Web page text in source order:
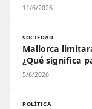
11/6/2026
SOCIEDAD
Mallorca
¿Qué significa
5/6/2026
POLÍTICA